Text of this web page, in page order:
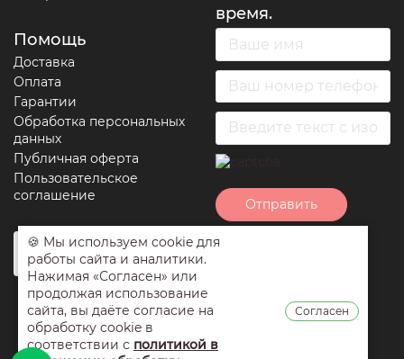
Помощь
Доставка
Оплата
Гарантии
Обработка персональных
данных
Публичная оферта
Пользовательское
соглашение
время.
Отправить
условиями
обработки
🍪 Мы используем cookie для
работы сайта и аналитики.
Нажимая «Согласен» или
продолжая использование
сайта, вы даёте согласие на
обработку cookie в
соответствии с политикой в
Согласен